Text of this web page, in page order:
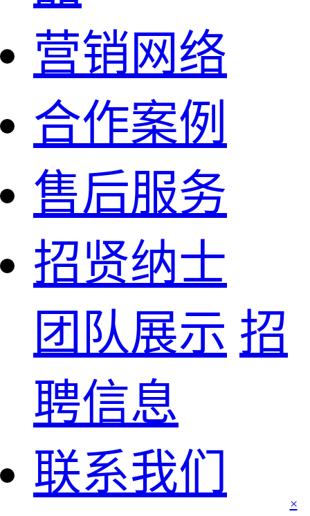
营销网络
合作案例
售后服务
招贤纳士
团队展示 招
聘信息
联系我们